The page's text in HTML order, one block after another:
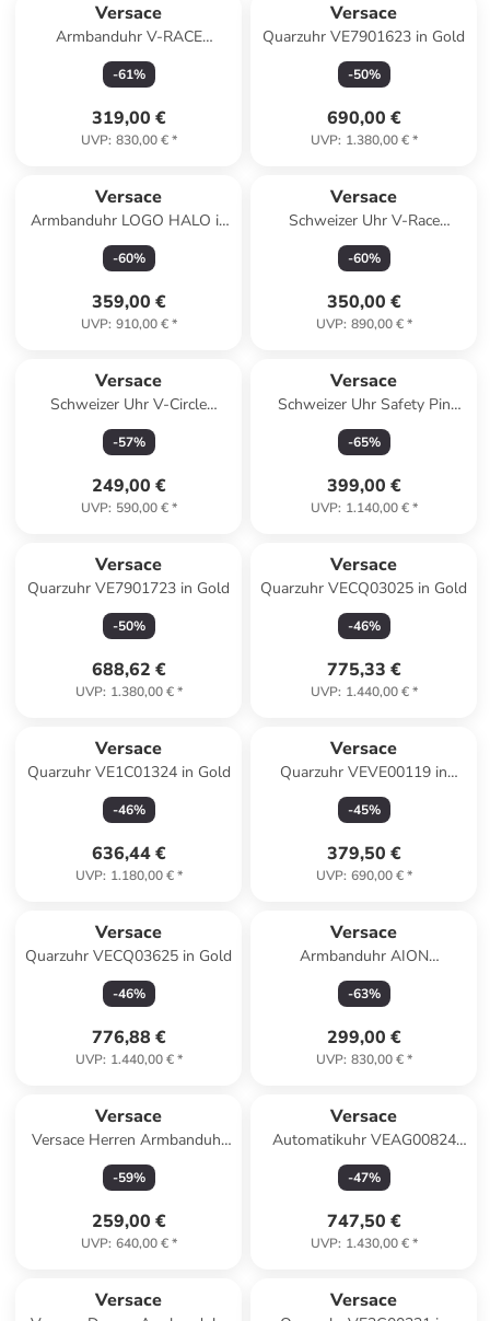
Versace
Armbanduhr V-RACE
silberfarben in schwarz
-61%
319,00 €
UVP: 830,00 €*
Versace
Quarzuhr VE7901623 in Gold
-50%
690,00 €
UVP: 1.380,00 €*
Versace
Armbanduhr LOGO HALO in
mehrfarbig
-60%
359,00 €
UVP: 910,00 €*
Versace
Schweizer Uhr V-Race
Restyling in braun
-60%
350,00 €
UVP: 890,00 €*
Versace
Schweizer Uhr V-Circle
Silberfarben in blau
-57%
249,00 €
UVP: 590,00 €*
Versace
Schweizer Uhr Safety Pin
goldfarben in blau
-65%
399,00 €
UVP: 1.140,00 €*
Versace
Quarzuhr VE7901723 in Gold
-50%
688,62 €
UVP: 1.380,00 €*
Versace
Quarzuhr VECQ03025 in Gold
-46%
775,33 €
UVP: 1.440,00 €*
Versace
Quarzuhr VE1C01324 in Gold
-46%
636,44 €
UVP: 1.180,00 €*
Versace
Quarzuhr VEVE00119 in
Silber
-45%
379,50 €
UVP: 690,00 €*
Versace
Quarzuhr VECQ03625 in Gold
-46%
776,88 €
UVP: 1.440,00 €*
Versace
Armbanduhr AION
silberfarben in braun
-63%
299,00 €
UVP: 830,00 €*
Versace
Versace Herren Armbanduhr
V-CIRCLE in schwarz
-59%
259,00 €
UVP: 640,00 €*
Versace
Automatikuhr VEAG00824
gold
-47%
747,50 €
UVP: 1.430,00 €*
Versace Versace